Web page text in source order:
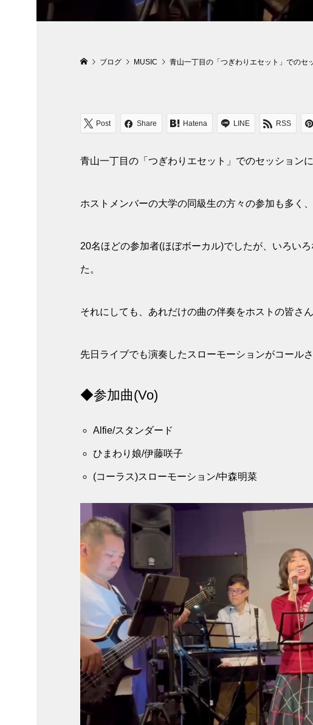
ブログ MUSIC 青山一丁目の「つぎわりエセット」でのセ
Post Share Hatena LINE RSS
青山一丁目の「つぎわりエセット」でのセッションに
ホストメンバーの大学の同級生の方々の参加も多く
20名ほどの参加者(ほぼボーカル)でしたが、いろい
た。
それにしても、あれだけの曲の伴奏をホストの皆さ
先日ライブでも演奏したスローモーションがコール
◆参加曲(Vo)
Alfie/スタンダード
ひまわり娘/伊藤咲子
(コーラス)スローモーション/中森明菜